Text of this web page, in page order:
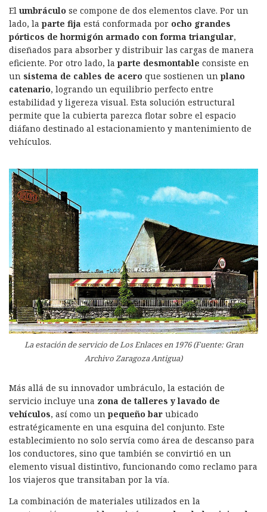
El umbráculo se compone de dos elementos clave. Por un
lado, la parte fija está conformada por ocho grandes
pórticos de hormigón armado con forma triangular,
diseñados para absorber y distribuir las cargas de manera
eficiente. Por otro lado, la parte desmontable consiste en
un sistema de cables de acero que sostienen un plano
catenario, logrando un equilibrio perfecto entre
estabilidad y ligereza visual. Esta solución estructural
permite que la cubierta parezca flotar sobre el espacio
diáfano destinado al estacionamiento y mantenimiento de
vehículos.
La estación de servicio de Los Enlaces en 1976 (Fuente: Gran
Archivo Zaragoza Antigua)
Más allá de su innovador umbráculo, la estación de
servicio incluye una zona de talleres y lavado de
vehículos, así como un pequeño bar ubicado
estratégicamente en una esquina del conjunto. Este
establecimiento no solo servía como área de descanso para
los conductores, sino que también se convirtió en un
elemento visual distintivo, funcionando como reclamo para
los viajeros que transitaban por la vía.
La combinación de materiales utilizados en la